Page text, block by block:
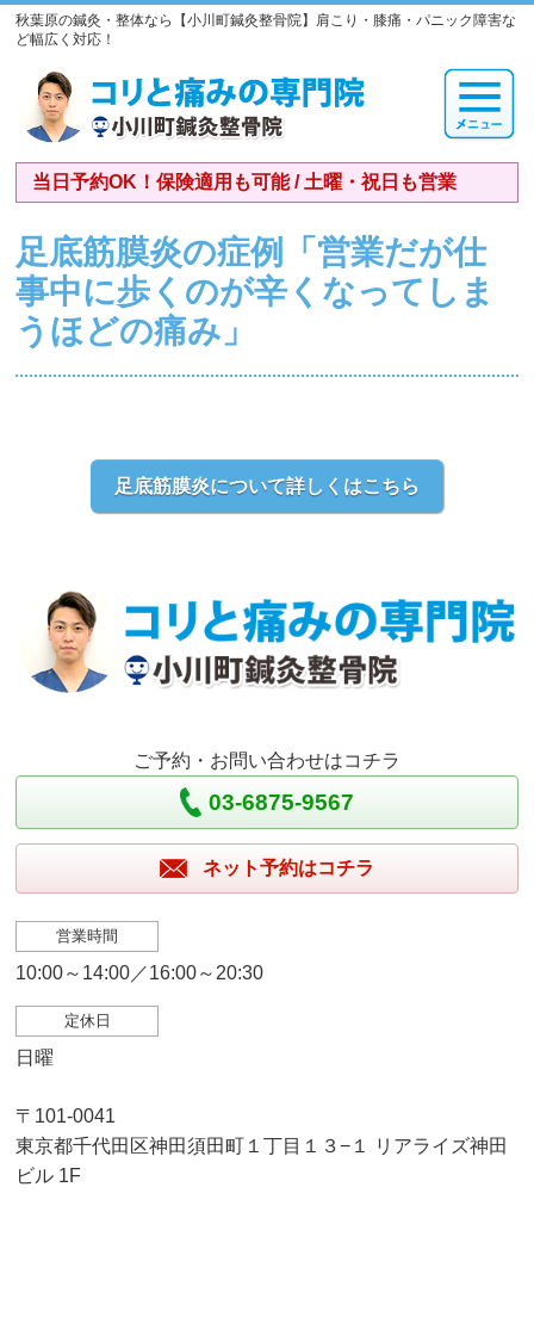
秋葉原の鍼灸・整体なら【小川町鍼灸整骨院】肩こり・膝痛・パニック障害な
ど幅広く対応！
当日予約OK！保険適用も可能 / 土曜・祝日も営業
足底筋膜炎の症例「営業だが仕
事中に歩くのが辛くなってしま
うほどの痛み」
足底筋膜炎について詳しくはこちら
ご予約・お問い合わせはコチラ
03-6875-9567
ネット予約はコチラ
営業時間
10:00～14:00／16:00～20:30
定休日
日曜
〒101-0041
東京都千代田区神田須田町１丁目１３−１ リアライズ神田
ビル 1F